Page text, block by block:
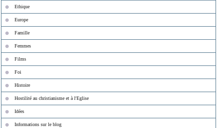
Ethique
Europe
Famille
Femmes
Films
Foi
Histoire
Hostilité au christianisme et à l'Eglise
Idées
Informations sur le blog